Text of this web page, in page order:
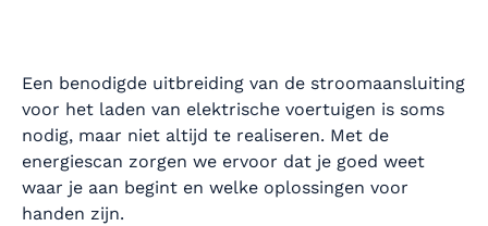
Een benodigde uitbreiding van de stroomaansluiting
voor het laden van elektrische voertuigen is soms
nodig, maar niet altijd te realiseren. Met de
energiescan zorgen we ervoor dat je goed weet
waar je aan begint en welke oplossingen voor
handen zijn.